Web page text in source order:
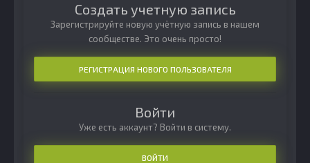
Создать учетную запись
Зарегистрируйте новую учётную запись в нашем
сообществе. Это очень просто!
РЕГИСТРАЦИЯ НОВОГО ПОЛЬЗОВАТЕЛЯ
Войти
Уже есть аккаунт? Войти в систему.
ВОЙТИ